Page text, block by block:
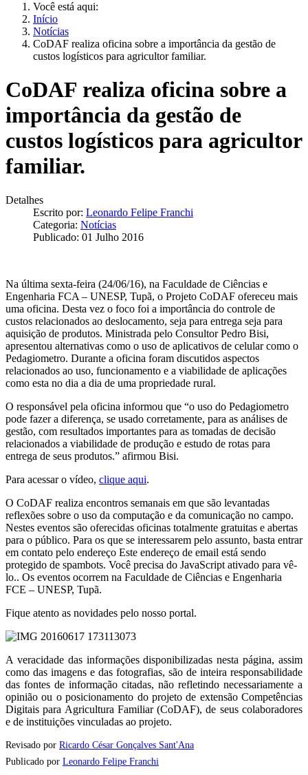
Você está aqui:
Início
Notícias
CoDAF realiza oficina sobre a importância da gestão de
custos logísticos para agricultor familiar.
CoDAF realiza oficina sobre a
importância da gestão de
custos logísticos para agricultor
familiar.
Detalhes
Escrito por: Leonardo Felipe Franchi
Categoria: Notícias
Publicado: 01 Julho 2016
Na última sexta-feira (24/06/16), na Faculdade de Ciências e
Engenharia FCA – UNESP, Tupã, o Projeto CoDAF ofereceu mais
uma oficina. Desta vez o foco foi a importância do controle de
custos relacionados ao deslocamento, seja para entrega seja para
aquisição de produtos. Ministrada pelo Consultor Pedro Bisi,
apresentou alternativas como o uso de aplicativos de celular como o
Pedagiometro. Durante a oficina foram discutidos aspectos
relacionados ao uso, funcionamento e a viabilidade de aplicações
como esta no dia a dia de uma propriedade rural.
O responsável pela oficina informou que “o uso do Pedagiometro
pode fazer a diferença, se usado corretamente, para as análises de
gestão, com resultados importantes para as tomadas de decisão
relacionados a viabilidade de produção e estudo de rotas para
entrega de seus produtos.” afirmou Bisi.
Para acessar o vídeo, clique aqui.
O CoDAF realiza encontros semanais em que são levantadas
reflexões sobre o uso da computação e da comunicação no campo.
Nestes eventos são oferecidas oficinas totalmente gratuitas e abertas
para o público. Para os que se interessarem pelo assunto, basta entrar
em contato pelo endereço Este endereço de email está sendo
protegido de spambots. Você precisa do JavaScript ativado para vê-
lo.. Os eventos ocorrem na Faculdade de Ciências e Engenharia
FCE – UNESP, Tupã.
Fique atento as novidades pelo nosso portal.
A veracidade das informações disponibilizadas nesta página, assim
como das imagens e das fotografias, são de inteira responsabilidade
das fontes de informação citadas, não refletindo necessariamente a
opinião ou o posicionamento do projeto de extensão Competências
Digitais para Agricultura Familiar (CoDAF), de seus colaboradores
e de instituições vinculadas ao projeto.
Revisado por Ricardo César Gonçalves Sant'Ana
Publicado por Leonardo Felipe Franchi